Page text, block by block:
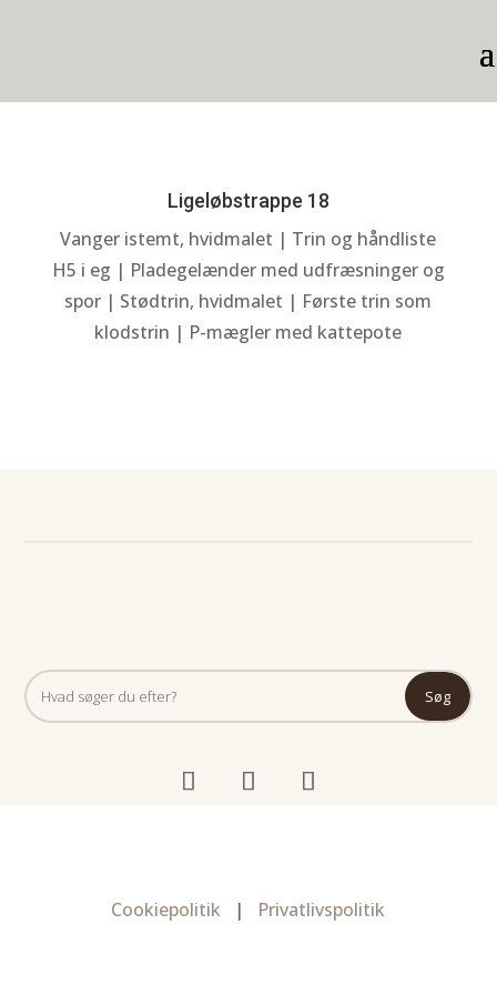
Ligeløbstrappe 18
Vanger istemt, hvidmalet | Trin og håndliste
H5 i eg | Pladegelænder med udfræsninger og
spor | Stødtrin, hvidmalet | Første trin som
klodstrin | P-mægler med kattepote
Cookiepolitik | Privatlivspolitik